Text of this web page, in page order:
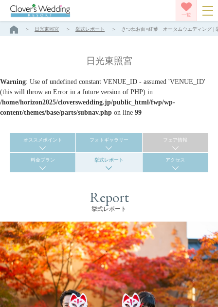
一覧
日光東照宮 挙式レポート きつねお面×紅葉 オータムウエディング |
日光東照宮
Warning: Use of undefined constant VENUE_ID - assumed 'VENUE_ID'
(this will throw an Error in a future version of PHP) in
/home/horizon2025/cloverswedding.jp/public_html/fwp/wp-
content/themes/base/parts/subnav.php on line 99
オススメポイント フォトギャラリー フェア情報
料金プラン 挙式レポート アクセス
Report
挙式レポート